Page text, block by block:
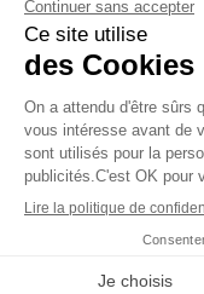
conciliar el sueño y a
sus efectosrevitalizantes
afrodisíacos.
Gran aliada de los
atribuyenefectos
aumento de peso y el
una mejor calidad del
recuperación muscular
cuando el cuerpo
función sexual, la